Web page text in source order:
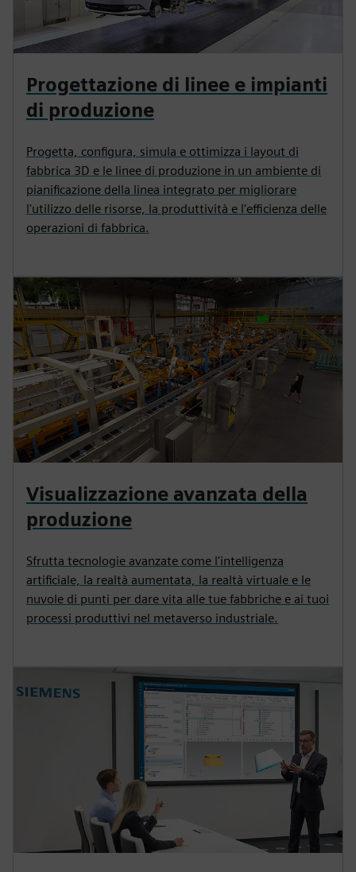
Progettazione di linee e impianti
di produzione
Progetta, configura, simula e ottimizza i layout di
fabbrica 3D e le linee di produzione in un ambiente di
pianificazione della linea integrato per migliorare
l'utilizzo delle risorse, la produttività e l'efficienza delle
operazioni di fabbrica.
Visualizzazione avanzata della
produzione
Sfrutta tecnologie avanzate come l'intelligenza
artificiale, la realtà aumentata, la realtà virtuale e le
nuvole di punti per dare vita alle tue fabbriche e ai tuoi
processi produttivi nel metaverso industriale.